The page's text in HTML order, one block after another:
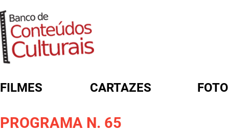
FILMES CARTAZES
PROGRAMA N. 65
FORMULÁRIO DE BUSCA